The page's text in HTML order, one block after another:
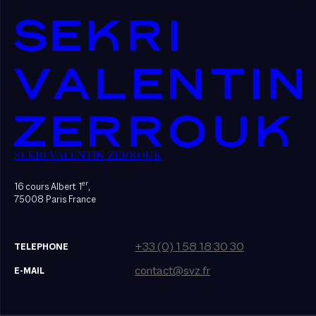
SEKRI VALENTIN ZERROUK
16 cours Albert 1er,
75008 Paris France
TELEPHONE +33 (0) 1 58 18 30 30
E-MAIL contact@svz.fr